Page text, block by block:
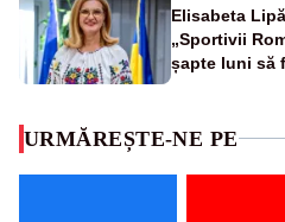
Elisabeta
„Sportivii
șapte luni să
URMĂREȘTE-NE PE